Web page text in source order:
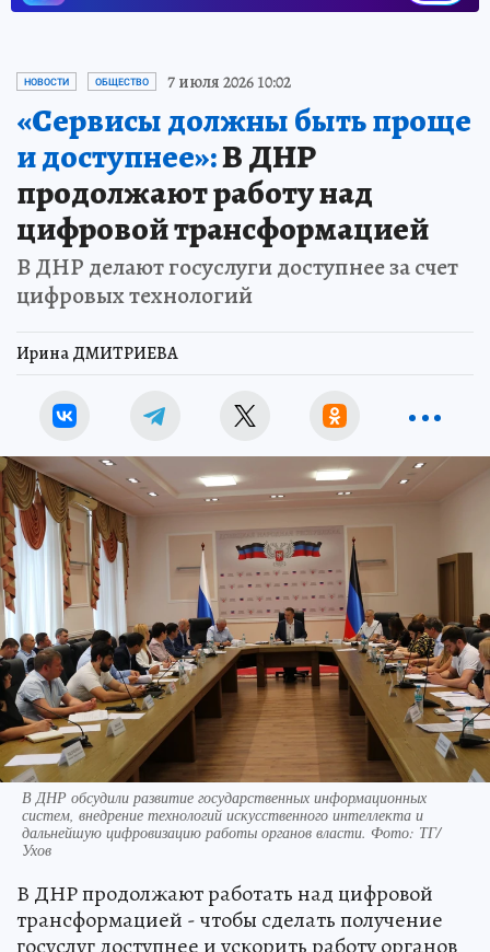
НОВОСТИ ОБЩЕСТВО 7 июля 2026 10:02
«Сервисы должны быть проще
и доступнее»:В ДНР
продолжают работу над
цифровой трансформацией
В ДНР делают госуслуги доступнее за счет
цифровых технологий
Ирина ДМИТРИЕВА
В ДНР обсудили развитие государственных информационных
систем, внедрение технологий искусственного интеллекта и
дальнейшую цифровизацию работы органов власти. Фото: ТГ/
Ухов
В ДНР продолжают работать над цифровой
трансформацией - чтобы сделать получение
госуслуг доступнее и ускорить работу органов